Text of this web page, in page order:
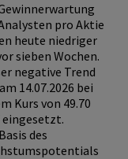
pro Aktie
heute niedriger
sieben Wochen.
negative Trend
14.07.2026 bei
Kurs von 49.70
eingesetzt.
des